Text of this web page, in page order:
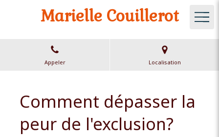
Marielle Couillerot
Appeler Localisation
Comment dépasser la
peur de l'exclusion?